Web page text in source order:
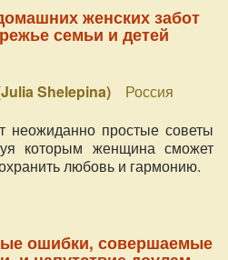
женских забот
семьи и детей
Shelepina)
Россия
неожиданно простые советы
которым женщина сможет
любовь и гармонию.
ошибки, совершаемые